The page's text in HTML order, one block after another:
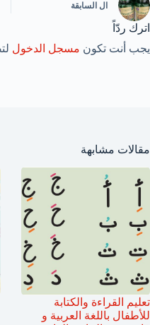
ال السابقة
اترك ردّاً
يجب أنت تكون مسجل الدخول
مقالات مشابهة
تعليم القراءة والكتابة
للأطفال باللغة العربية و